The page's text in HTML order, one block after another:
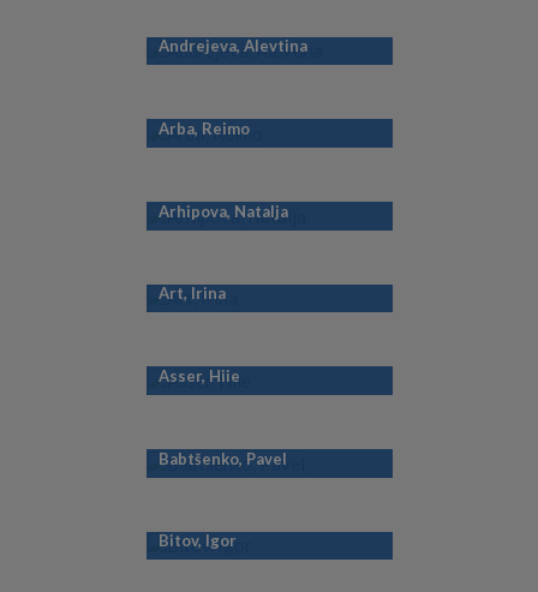
Andrejeva, Alevtina
Arba, Reimo
Arhipova, Natalja
Art, Irina
Asser, Hiie
Babtšenko, Pavel
Bitov, Igor